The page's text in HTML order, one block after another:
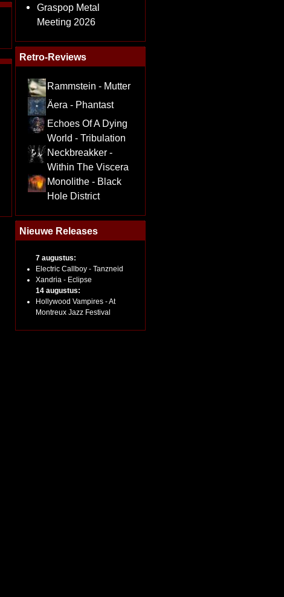
Graspop Metal
Meeting 2026
Retro-Reviews
Rammstein - Mutter
Äera - Phantast
Echoes Of A Dying
World - Tribulation
Neckbreakker -
Within The Viscera
Monolithe - Black
Hole District
Nieuwe Releases
7 augustus:
Electric Callboy - Tanzneid
Xandria - Eclipse
14 augustus:
Hollywood Vampires - At
Montreux Jazz Festival